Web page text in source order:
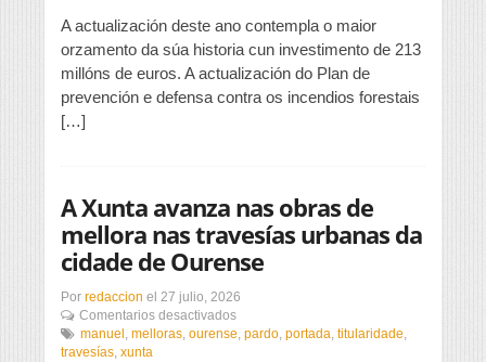
materiais
A actualización deste ano contempla o maior
orzamento da súa historia cun investimento de 213
millóns de euros. A actualización do Plan de
prevención e defensa contra os incendios forestais
[…]
A Xunta avanza nas obras de
mellora nas travesías urbanas da
cidade de Ourense
Por redaccion el 27 julio, 2026
Comentarios desactivadosen
A
manuel , melloras, ourense, pardo, portada, titularidade,
travesías, xunta